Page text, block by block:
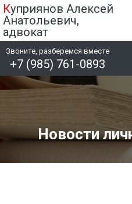
Куприянов Алексей
Анатольевич,
адвокат
Звоните, разберемся вместе
+7 (985) 761-0893
Новости